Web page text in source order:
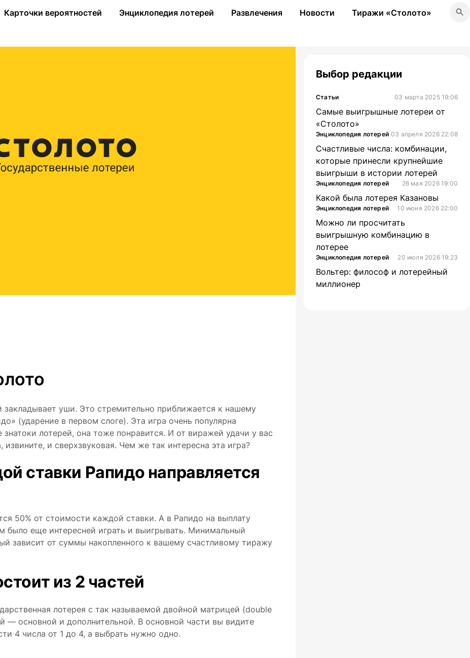
Карточки вероятностей Энциклопедия лотерей Развлечения Новости Тиражи «Столото»
уши. Это стремительно приближается к нашему
(ударение в первом слоге). Эта игра очень популярна
лотерей, она тоже понравится. И от виражей удачи у вас
и сверхзвуковая. Чем же так интересна эта игра?
ставки Рапидо направляется
50% от стоимости каждой ставки. А в Рапидо на выплату
было еще интересней играть и выигрывать. Минимальный
зависит от суммы накопленного к вашему счастливому тиражу
из 2 частей
лотерея с так называемой двойной матрицей (double
— основной и дополнительной. В основной части вы видите
4 числа от 1 до 4, а выбрать нужно одно.
Выбор редакции
Статьи 03 марта 2025 19:06
Самые выигрышные лотереи от
«Столото»
Энциклопедия лотерей 03 апреля 2026 22:08
Счастливые числа: комбинации,
которые принесли крупнейшие
выигрыши в истории лотерей
Энциклопедия лотерей 26 мая 2026 19:00
Какой была лотерея Казановы
Энциклопедия лотерей 10 июня 2026 22:00
Можно ли просчитать
выигрышную комбинацию в
лотерее
Энциклопедия лотерей 20 июля 2026 19:23
Вольтер: философ и лотерейный
миллионер